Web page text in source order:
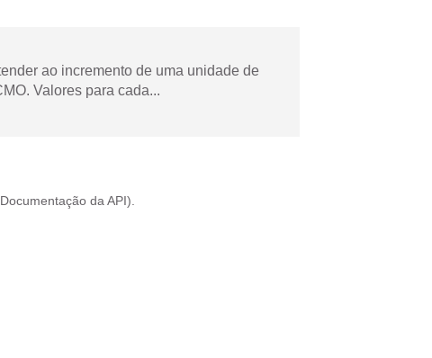
ao incremento de uma unidade de
Valores para cada...
Documentação da API ).